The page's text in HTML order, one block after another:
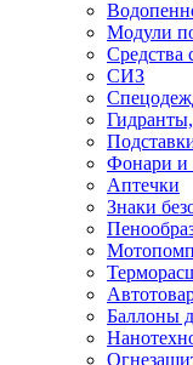
Модули
Средства
СИЗ
Фонари и
Аптечки
Знаки
Баллоны